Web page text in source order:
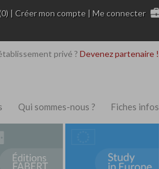
|Créer mon compte |Me connecter
privé ? Devenez partenaire !
Qui sommes-nous ? Fiches infos